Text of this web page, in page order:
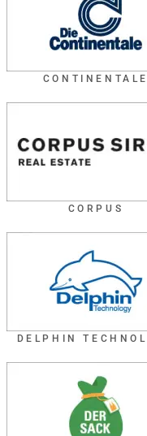
CONTINENTALE
CORPUS
DELPHIN